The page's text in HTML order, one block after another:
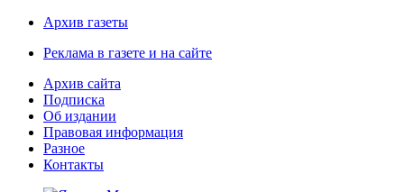
Архив газеты
Реклама в газете и на сайте
Архив сайта
Подписка
Об издании
Правовая информация
Разное
Контакты